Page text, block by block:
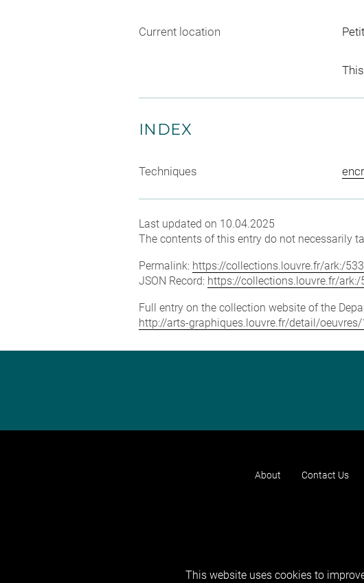
Current location
INDEX
Techniques
Last updated on 10.04.2025
The contents of this entry do not necessarily
Permalink: https://collections.louvre.fr/ark:/
JSON Record: https://collections.louvre.fr/
Full entry on the collection website of the
http://arts-graphiques.louvre.fr/detail/
About Contact Us
This website uses cookies to